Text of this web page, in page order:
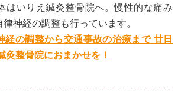
はいりえ鍼灸整骨院へ。慢性的な痛み
神経の調整も行っています。
経の調整から交通事故の治療まで 廿日
灸整骨院におまかせを！